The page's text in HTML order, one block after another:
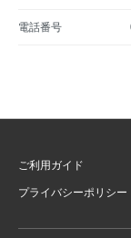
電話番号
ご利用ガイド
プライバシーポリシー